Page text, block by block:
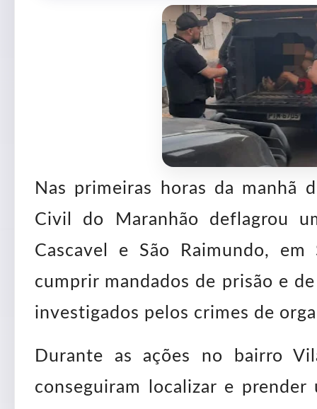
t
s
A
p
e
g
r
a
m
Nas primeiras horas da manhã
Civil do Maranhão deflagrou
Cascavel e São Raimundo,
cumprir mandados de prisão e
investigados pelos crimes de
Durante as ações no bairro
conseguiram localizar e